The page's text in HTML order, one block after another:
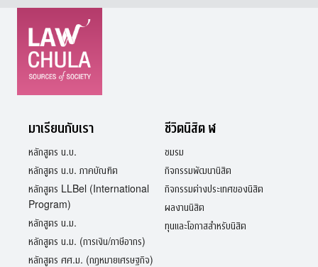
มาเรียนกับเรา
หลักสูตร น.บ.
หลักสูตร น.บ. ภาคบัณฑิต
หลักสูตร LLBel (International
Program)
หลักสูตร น.ม.
หลักสูตร น.ม. (การเงิน/ภาษีอากร)
หลักสูตร ศศ.ม. (กฎหมายเศรษฐกิจ)
ชีวิตนิสิต ฬ
ชมรม
กิจกรรมพัฒนานิสิต
กิจกรรมต่างประเทศของนิสิต
ผลงานนิสิต
ทุนและโอกาสสำหรับนิสิต